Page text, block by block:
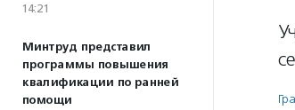
14:21
Минтруд представил
программы повышения
квалификации по ранней
помощи